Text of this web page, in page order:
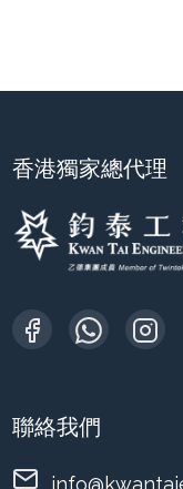
香港獨家總代理
聯絡我們